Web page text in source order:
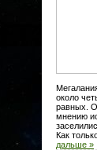
около
равных.
мнению
Как
дальше »